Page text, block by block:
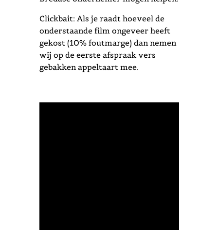
Clickbait: Als je raadt hoeveel de
onderstaande film ongeveer heeft
gekost (10% foutmarge) dan nemen
wij op de eerste afspraak vers
gebakken appeltaart mee.